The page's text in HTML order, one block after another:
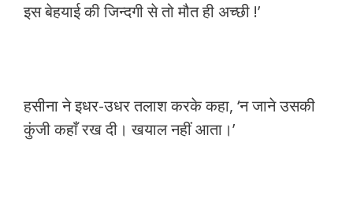
इस बेहयाई की जिन्दगी से तो मौत ही अच्छी !’
हसीना ने इधर-उधर तलाश करके कहा, ‘न जाने उसकी
कुंजी कहाँ रख दी। खयाल नहीं आता।’